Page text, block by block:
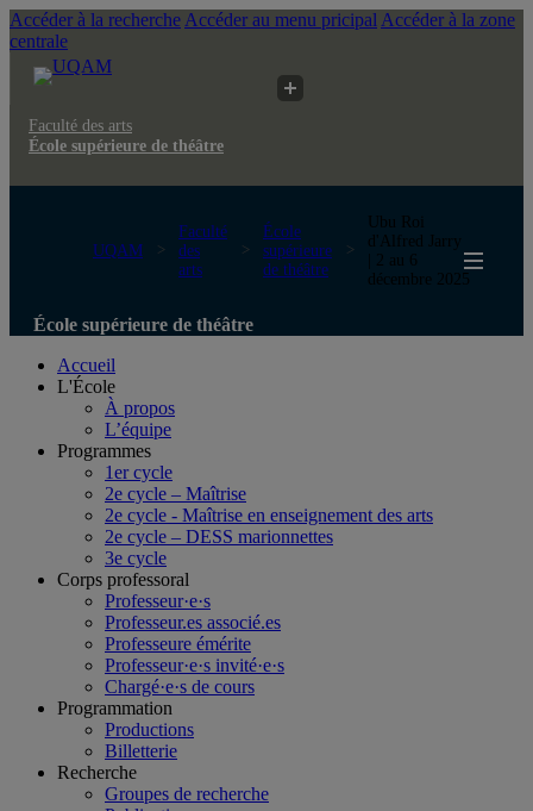
Accéder à la recherche Accéder au menu pricipal Accéder à la zone
centrale
Faculté des arts
École supérieure de théâtre
UQAM
Faculté
des
arts
École
supérieure
de théâtre
Ubu Roi
d'Alfred Jarry
| 2 au 6
décembre 2025
École supérieure de théâtre
Accueil
L'École
À propos
L’équipe
Programmes
1er cycle
2e cycle – Maîtrise
2e cycle - Maîtrise en enseignement des arts
2e cycle – DESS marionnettes
3e cycle
Corps professoral
Professeur·e·s
Professeur.es associé.es
Professeure émérite
Professeur·e·s invité·e·s
Chargé·e·s de cours
Programmation
Productions
Billetterie
Recherche
Groupes de recherche